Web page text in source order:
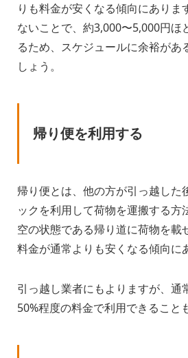
りも料金が安くなる傾向にありま
ないことで、約3,000〜5,000円ほ
るため、スケジュールに余裕があ
しょう。
帰り便を利用する
帰り便とは、他の方が引っ越した
ックを利用して荷物を運搬する方
空の状態である帰り道に荷物を載
料金が通常よりも安くなる傾向に
引っ越し業者にもよりますが、通
50%程度の料金で利用できること